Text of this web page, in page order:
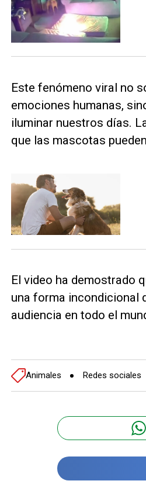
Este fenómeno viral no
emociones humanas,
iluminar nuestros días.
que las mascotas
El video ha demostrado
una forma incondicional
audiencia en todo el
Animales Redes sociales